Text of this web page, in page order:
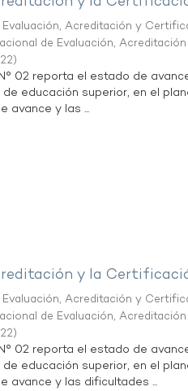
Acreditación y
de Evaluación,
)
02 reporta el estado de
educación superior, en el
avance y las ...
y la
Acreditación y
de Evaluación,
)
02 reporta el estado de
educación superior, en el
avance y las dificultades ...